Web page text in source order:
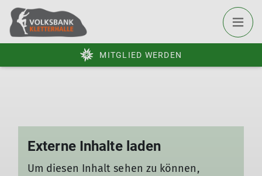
MITGLIED WERDEN
Externe Inhalte laden
Um diesen Inhalt sehen zu können,